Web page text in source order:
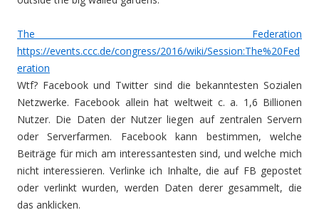
The Federation
https://events.ccc.de/congress/2016/wiki/Session:The%20Fed
eration
Wtf? Facebook und Twitter sind die bekanntesten Sozialen
Netzwerke. Facebook allein hat weltweit c. a. 1,6 Billionen
Nutzer. Die Daten der Nutzer liegen auf zentralen Servern
oder Serverfarmen. Facebook kann bestimmen, welche
Beiträge für mich am interessantesten sind, und welche mich
nicht interessieren. Verlinke ich Inhalte, die auf FB gepostet
oder verlinkt wurden, werden Daten derer gesammelt, die
das anklicken.